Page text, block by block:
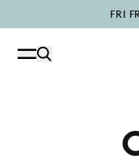
FRI